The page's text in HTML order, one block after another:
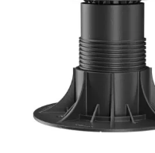
сравнить